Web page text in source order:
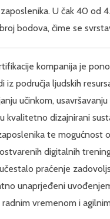
U čak 40 od
bodova, čime se
kompanija je
iz područja ljudskih
učinkom,
kvalitetno dizajnirani
te mogućnost
digitalnih
praćenje
unaprjeđeni
vremenom i